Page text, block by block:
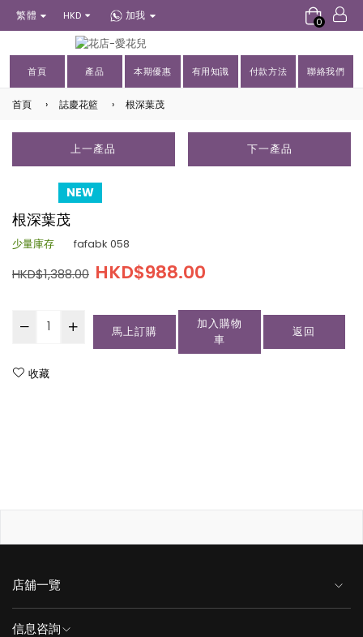
繁體 HKD 加我 0
首頁 產品 本期優惠 有用知識 付款方法 聯絡我們
首頁 › 誌慶花籃 › 根深葉茂
上一產品 下一產品
NEW
根深葉茂
少量庫存 fafabk 058
HKD$1,388.00 HKD$988.00
馬上訂購
加入購物
車
返回
收藏
店舖一覽
信息咨詢